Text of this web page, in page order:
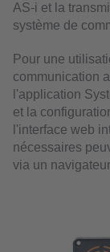
AS-i et la
système de
Pour une
communication
l'application
et la
l'interface web
nécessaires
via un